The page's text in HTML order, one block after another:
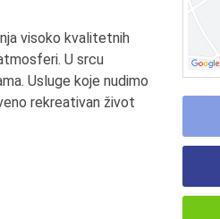
visoko kvalitetnih
U srcu
Usluge koje nudimo
rekreativan život